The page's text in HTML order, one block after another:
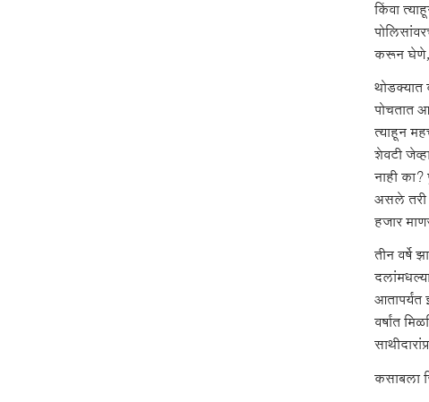
किंवा
करून घेणे,
थोडक्यात
पोचतात
त्याहून
शेवटी
नाही
असले तरी
हजार
तीन वर्षे
आतापर्यंत
वर्षांत
कसाबला